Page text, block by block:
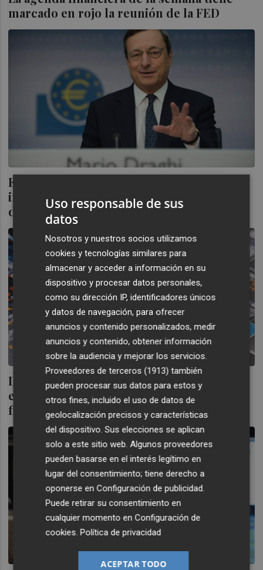
marcado en rojo la reunión de la FED
Estas son las citas financieras más
importantes de la semana con la reunión
del BCE a la cabeza
La reunión del BCE y los resultados
empresariales, claves de la semana
financiera
Uso responsable de sus
datos
Nosotros y nuestros socios utilizamos
cookies y tecnologías similares para
almacenar y acceder a información en su
dispositivo y procesar datos personales,
como su dirección IP, identificadores únicos
y datos de navegación, para ofrecer
anuncios y contenido personalizados, medir
anuncios y contenido, obtener información
sobre la audiencia y mejorar los servicios.
Proveedores de terceros (1913) también
pueden procesar sus datos para estos y
otros fines, incluido el uso de datos de
geolocalización precisos y características
del dispositivo. Sus elecciones se aplican
solo a este sitio web. Algunos proveedores
pueden basarse en el interés legítimo en
lugar del consentimiento; tiene derecho a
oponerse enConfiguración de publicidad.
Puede retirar su consentimiento en
cualquier momento enConfiguración de
cookies.Política de privacidad
ACEPTAR TODO